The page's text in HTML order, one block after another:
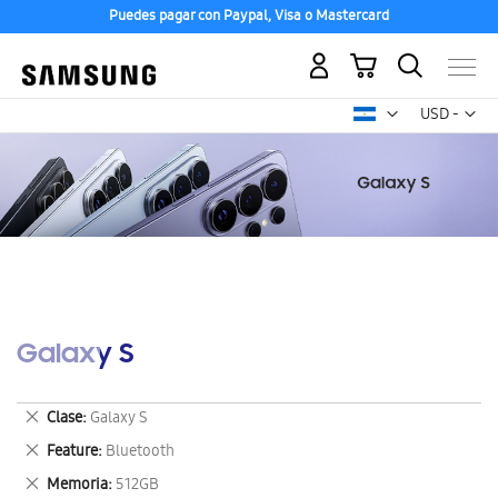
Puedes pagar con Paypal, Visa o Mastercard
USD -
dólar
Mi carrito
Galaxy S
Clase Galaxy S
Eliminar
este
artículo
Feature Bluetooth
Eliminar
este
Memoria 512GB
Eliminar